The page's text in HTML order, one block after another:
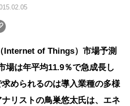
Internet of Things）市場予測
場は年平均11.9％で急成長し
められるのは導入業種の多様
リストの鳥巣悠太氏は、エネ